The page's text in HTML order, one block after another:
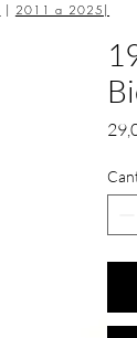
| 2011 a 2025 |